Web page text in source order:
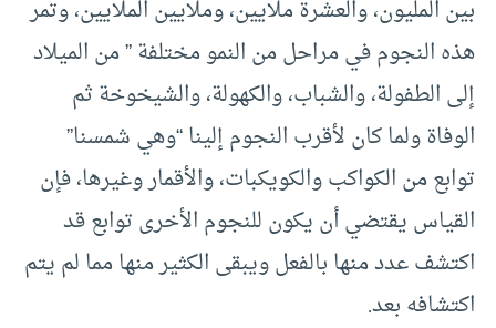
بين المليون، والعشرة ملايين، وملايين الملايين، وتمر
هذه النجوم في مراحل من النمو مختلفة ” من الميلاد
إلى الطفولة، والشباب، والكهولة، والشيخوخة ثم
الوفاة ولما كان لأقرب النجوم إلينا “وهي شمسنا”
توابع من الكواكب والكويكبات، والأقمار وغيرها، فإن
القياس يقتضي أن يكون للنجوم الأخرى توابع قد
اكتشف عدد منها بالفعل ويبقى الكثير منها مما لم يتم
اكتشافه بعد.